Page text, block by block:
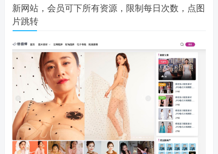
新网站，会员可下所有资源，限制每日次数，点图
片跳转